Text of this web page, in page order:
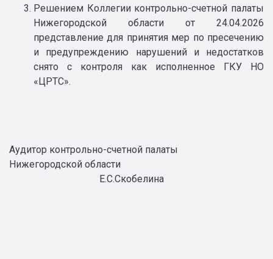
Решением Коллегии контрольно-счетной палаты
Нижегородской области от 24.04.2026
представление для принятия мер по пресечению
и предупреждению нарушений и недостатков
снято с контроля как исполненное ГКУ НО
«ЦРТС».
Аудитор контрольно-счетной палаты
Нижегородской области
Е.С.Скобелина